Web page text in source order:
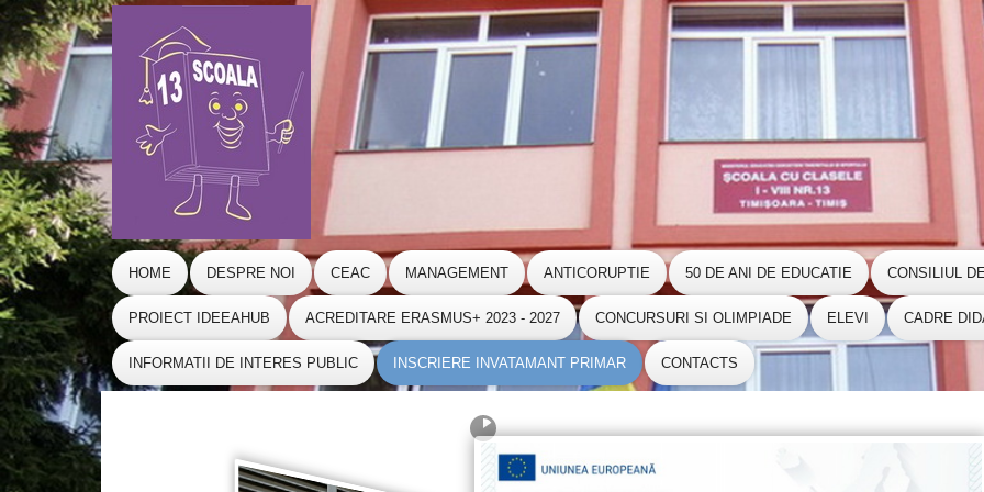
HOME DESPRE NOI CEAC MANAGEMENT ANTICORUPTIE 50 DE ANI DE EDUCATIE CONSILIUL
PROIECT IDEEAHUB ACREDITARE ERASMUS+ 2023 - 2027 CONCURSURI SI OLIMPIADE ELEVI CADRE
INFORMATII DE INTERES PUBLIC INSCRIERE INVATAMANT PRIMAR CONTACTS